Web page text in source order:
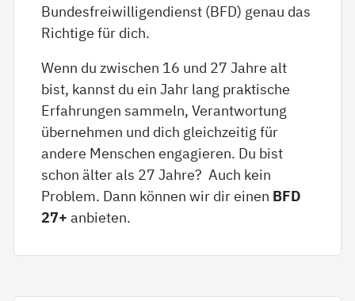
Bundesfreiwilligendienst (BFD) genau das
Richtige für dich.
Wenn du zwischen 16 und 27 Jahre alt
bist, kannst du ein Jahr lang praktische
Erfahrungen sammeln, Verantwortung
übernehmen und dich gleichzeitig für
andere Menschen engagieren. Du bist
schon älter als 27 Jahre? Auch kein
Problem. Dann können wir dir einen BFD
27+ anbieten.